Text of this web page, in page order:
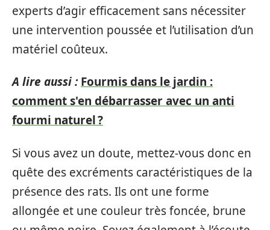
experts d’agir efficacement sans nécessiter
une intervention poussée et l’utilisation d’un
matériel coûteux.
A lire aussi : Fourmis dans le jardin :
comment s'en débarrasser avec un anti
fourmi naturel ?
Si vous avez un doute, mettez-vous donc en
quête des excréments caractéristiques de la
présence des rats. Ils ont une forme
allongée et une couleur très foncée, brune